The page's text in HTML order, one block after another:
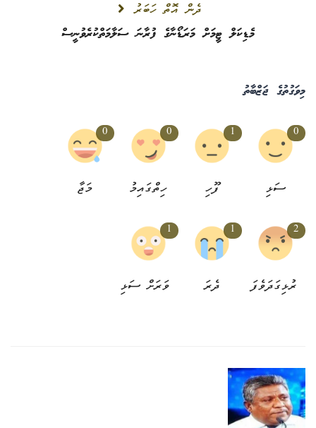
ދެން އޮތް ހަބަރު
މެޑިކަލް ޓީމަށް މަރަޑޯނާގެ ފުރާނަ ސަލާމަތްކުރެވުނީސް
މިވަގުތުގެ ޖަޒްބާތު
0
ސަޅި
1
ފޫހި
0
ހިތްގައިމު
0
މަޖާ
2
ރުޅިގަދަވެފަ
1
ދެރަ
1
ވަރަށް ސަޅި